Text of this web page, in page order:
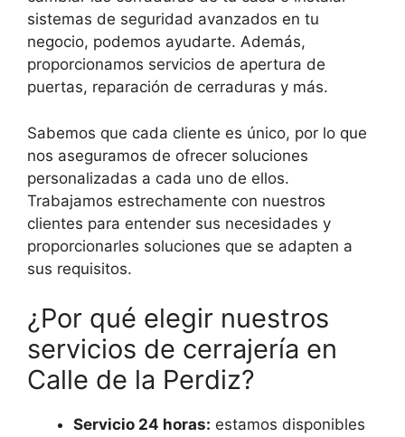
sistemas de seguridad avanzados en tu
negocio, podemos ayudarte. Además,
proporcionamos servicios de apertura de
puertas, reparación de cerraduras y más.
Sabemos que cada cliente es único, por lo que
nos aseguramos de ofrecer soluciones
personalizadas a cada uno de ellos.
Trabajamos estrechamente con nuestros
clientes para entender sus necesidades y
proporcionarles soluciones que se adapten a
sus requisitos.
¿Por qué elegir nuestros
servicios de cerrajería en
Calle de la Perdiz?
Servicio 24 horas: estamos disponibles